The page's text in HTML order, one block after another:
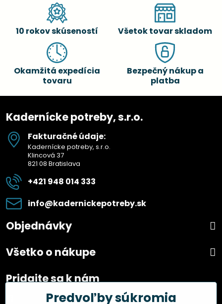
10 rokov skúseností Všetok tovar skladom
Okamžitá expedícia
tovaru
Bezpečný nákup a
platba
Kadernícke potreby, s.r.o.
Fakturačné údaje:
Kadernícke potreby, s.r.o.
Klincová 37
821 08 Bratislava
+421 948 014 333
info​@kadernickepotreby​.sk
Objednávky
Všetko o nákupe
Pridajte sa k nám
FacebookPredvoľby súkromia